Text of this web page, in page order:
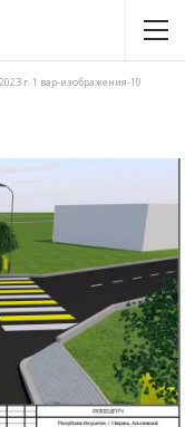
г. 1 вар-изображения-10